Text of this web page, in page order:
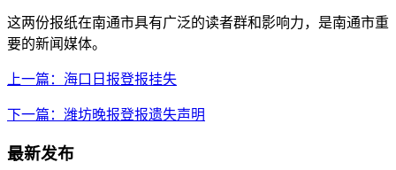
这两份报纸在南通市具有广泛的读者群和影响力，是南通市重
要的新闻媒体。
上一篇：海口日报登报挂失
下一篇：潍坊晚报登报遗失声明
最新发布